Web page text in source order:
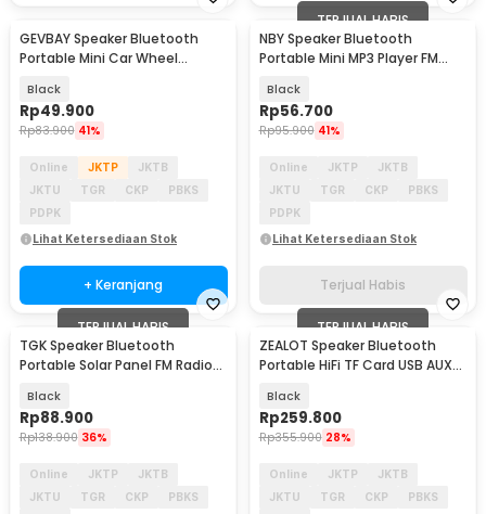
GEVBAY Speaker Bluetooth
Portable Mini Car Wheel
Black
Rp49.900
Rp83.900 41%
Online JKTP
JKTB
JKTU
TGR CKP
PBKS
PDPK
Lihat Ketersediaan Stok
+ Keranjang
TERJUAL HABIS
NBY Speaker Bluetooth
Portable Mini MP3 Player FM
Black
Rp56.700
Rp95.900 41%
Online JKTP
JKTB
JKTU
TGR CKP
PBKS
PDPK
Lihat Ketersediaan Stok
Terjual Habis
TERJUAL HABIS
TGK Speaker Bluetooth
Portable Solar Panel FM Radio
Black
Rp88.900
Rp138.900 36%
Online JKTP
JKTB
JKTU
TGR CKP
PBKS
TERJUAL HABIS
ZEALOT Speaker Bluetooth
Portable HiFi TF Card USB AUX
Black
Rp259.800
Rp355.900 28%
Online JKTP
JKTB
JKTU
TGR CKP
PBKS